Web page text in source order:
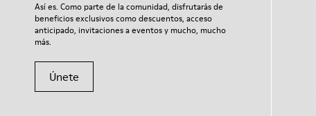
Así es. Como parte de la comunidad, disfrutarás de
beneficios exclusivos como descuentos, acceso
anticipado, invitaciones a eventos y mucho, mucho
más.
Únete